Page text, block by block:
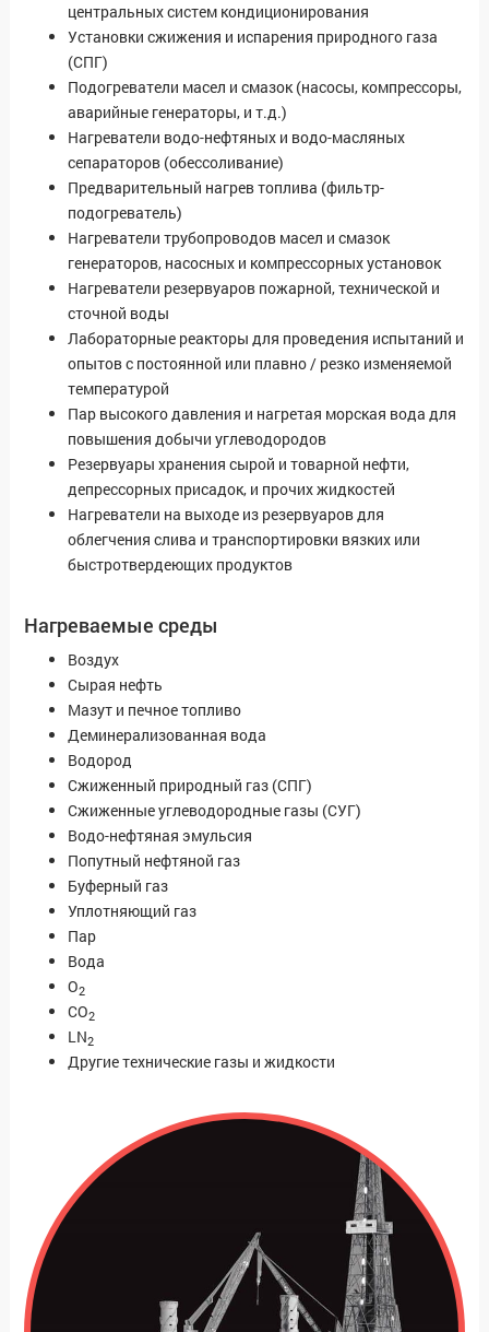
центральных систем кондиционирования
Установки сжижения и испарения природного газа
(СПГ)
Подогреватели масел и смазок (насосы, компрессоры,
аварийные генераторы, и т.д.)
Нагреватели водо-нефтяных и водо-масляных
сепараторов (обессоливание)
Предварительный нагрев топлива (фильтр-
подогреватель)
Нагреватели трубопроводов масел и смазок
генераторов, насосных и компрессорных установок
Нагреватели резервуаров пожарной, технической и
сточной воды
Лабораторные реакторы для проведения испытаний и
опытов с постоянной или плавно / резко изменяемой
температурой
Пар высокого давления и нагретая морская вода для
повышения добычи углеводородов
Резервуары хранения сырой и товарной нефти,
депрессорных присадок, и прочих жидкостей
Нагреватели на выходе из резервуаров для
облегчения слива и транспортировки вязких или
быстротвердеющих продуктов
Нагреваемые среды
Воздух
Сырая нефть
Мазут и печное топливо
Деминерализованная вода
Водород
Сжиженный природный газ (СПГ)
Сжиженные углеводородные газы (СУГ)
Водо-нефтяная эмульсия
Попутный нефтяной газ
Буферный газ
Уплотняющий газ
Пар
Вода
O2
CO2
LN2
Другие технические газы и жидкости